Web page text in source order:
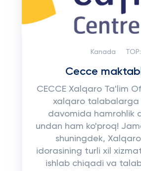
Kanada TOP:
Cecce
CECCE Xalqaro Ta'lim
xalqaro talabalarga
davomida hamrohlik
undan ham ko'proq!
shuningdek,
idorasining turli xil
ishlab chiqadi va